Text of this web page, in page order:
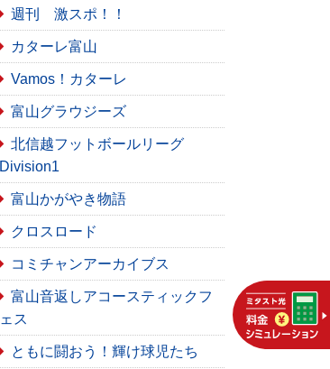
週刊 激スポ！！
カターレ富山
Vamos！カターレ
富山グラウジーズ
北信越フットボールリーグ
Division1
富山かがやき物語
クロスロード
コミチャンアーカイブス
富山音返しアコースティックフ
ェス
ともに闘おう！輝け球児たち